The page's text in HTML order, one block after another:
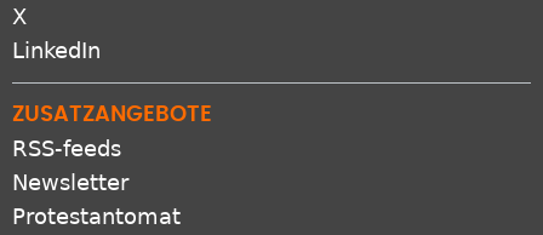
X
LinkedIn
ZUSATZANGEBOTE
RSS-feeds
Newsletter
Protestantomat